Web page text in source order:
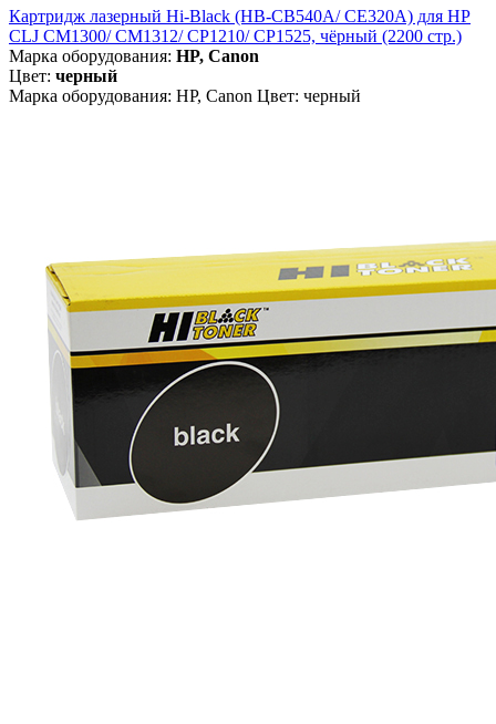
Картридж лазерный Hi-Black (HB-CB540A/ CE320A) для HP
CLJ CM1300/ CM1312/ CP1210/ CP1525, чёрный (2200 стр.)
Марка оборудования: HP, Canon
Цвет: черный
Марка оборудования: HP, Canon Цвет: черный